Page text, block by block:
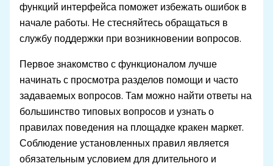
функций интерфейса поможет избежать ошибок в
начале работы. Не стесняйтесь обращаться в
службу поддержки при возникновении вопросов.
Первое знакомство с функционалом лучше
начинать с просмотра разделов помощи и часто
задаваемых вопросов. Там можно найти ответы на
большинство типовых вопросов и узнать о
правилах поведения на площадке кракен маркет.
Соблюдение установленных правил является
обязательным условием для длительного и